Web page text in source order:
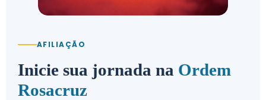
Explorar o Bosque
AFILIAÇÃO
Inicie sua jornada na Ordem
Rosacruz